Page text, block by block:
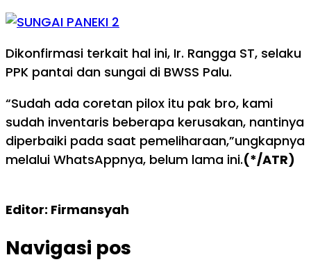
Dikonfirmasi terkait hal ini, Ir. Rangga ST, selaku
PPK pantai dan sungai di BWSS Palu.
“Sudah ada coretan pilox itu pak bro, kami
sudah inventaris beberapa kerusakan, nantinya
diperbaiki pada saat pemeliharaan,”ungkapnya
melalui WhatsAppnya, belum lama ini.(*/ATR)
Editor: Firmansyah
Navigasi pos